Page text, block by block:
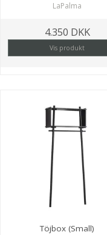
LaPalma
4.350 DKK
Vis produkt
Töjbox (Small)